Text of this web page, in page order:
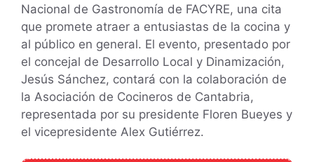
Nacional de Gastronomía de FACYRE, una cita
que promete atraer a entusiastas de la cocina y
al público en general. El evento, presentado por
el concejal de Desarrollo Local y Dinamización,
Jesús Sánchez, contará con la colaboración de
la Asociación de Cocineros de Cantabria,
representada por su presidente Floren Bueyes y
el vicepresidente Alex Gutiérrez.